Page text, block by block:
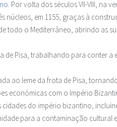
. Por volta dos séculos VII-VIII,
núcleos, em 1155, graças à
o Mediterrâneo, abrindo as
de Pisa, trabalhando para
ao leme da frota de Pisa,
económicas com o Império
do império bizantino,
para a contaminação